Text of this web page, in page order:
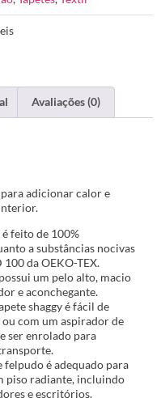
Avaliações (0)
adicionar calor e
feito de 100%
a substâncias nocivas
da OEKO-TEX.
um pelo alto, macio
e aconchegante.
shaggy é fácil de
com um aspirador de
ser enrolado para
felpudo é adequado para
piso radiante, incluindo
e escritórios.